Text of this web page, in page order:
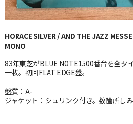
BLUE NOTE
JAZZ-JP
JAZZ-VOCAL
J-POP
HORACE SILVER / AND THE JAZZ
MONO
83年東芝がBLUE NOTE1500番台を全タ
一枚。初回FLAT EDGE盤。
盤質：A-
ジャケット：シュリンク付き。数箇所しみ